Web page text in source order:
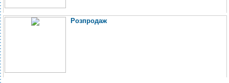
Розпродаж